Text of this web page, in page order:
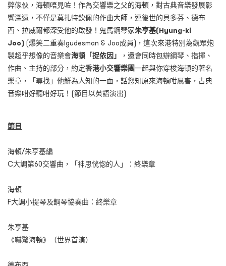
弊傢伙，海頓唔見咗！作為交響樂之父的海頓，對古典音樂發展影
響深遠，不僅是莫扎特欽佩的作曲大師，連後世的貝多芬、德布
西、拉威爾都深受他的啟發！鬼馬鋼琴家朱亨基(Hyung-ki
Joo) (爆笑二重奏Igudesman & Joo成員)，這次來港特別為觀眾炮
製超乎想像的音樂會海頓「捉依因」
，還會同時包辦鋼琴、指揮、
作曲、主持的部分，約定香港小交響樂團一起與你穿梭海頓的著名
樂章，「尋找」他鮮為人知的一面，話您知原來海頓咁厲害，古典
音樂咁好聽咁好玩！(節目以英語演出)
節目
海頓/朱亨基編
C大調第60交響曲，「神思恍惚的人」：終樂章
海頓
F大調小提琴及鋼琴協奏曲：終樂章
朱亨基
《嚇驚海頓》（世界首演）